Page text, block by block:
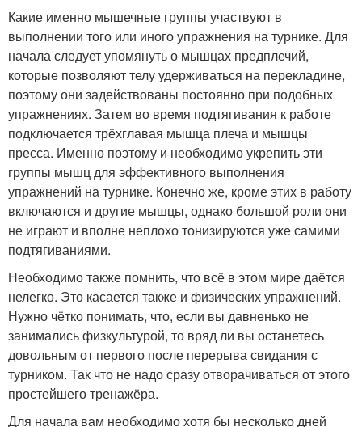
Какие именно мышечные группы участвуют в
выполнении того или иного упражнения на турнике. Для
начала следует упомянуть о мышцах предплечий,
которые позволяют телу удерживаться на перекладине,
поэтому они задействованы постоянно при подобных
упражнениях. Затем во время подтягивания к работе
подключается трёхглавая мышца плеча и мышцы
пресса. Именно поэтому и необходимо укрепить эти
группы мышц для эффективного выполнения
упражнений на турнике. Конечно же, кроме этих в работу
включаются и другие мышцы, однако большой роли они
не играют и вполне неплохо тонизируются уже самими
подтягиваниями.
Необходимо также помнить, что всё в этом мире даётся
нелегко. Это касается также и физических упражнений.
Нужно чётко понимать, что, если вы давненько не
занимались физкультурой, то вряд ли вы останетесь
довольным от первого после перерыва свидания с
турником. Так что не надо сразу отворачиваться от этого
простейшего тренажёра.
Для начала вам необходимо хотя бы несколько дней